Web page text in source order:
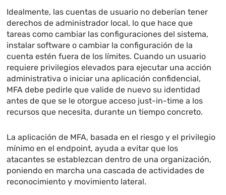
Idealmente, las cuentas de usuario no deberían tener
derechos de administrador local, lo que hace que
tareas como cambiar las configuraciones del sistema,
instalar software o cambiar la configuración de la
cuenta estén fuera de los límites. Cuando un usuario
requiere privilegios elevados para ejecutar una acción
administrativa o iniciar una aplicación confidencial,
MFA debe pedirle que valide de nuevo su identidad
antes de que se le otorgue acceso just-in-time a los
recursos que necesita, durante un tiempo concreto.
La aplicación de MFA, basada en el riesgo y el privilegio
mínimo en el endpoint, ayuda a evitar que los
atacantes se establezcan dentro de una organización,
poniendo en marcha una cascada de actividades de
reconocimiento y movimiento lateral.